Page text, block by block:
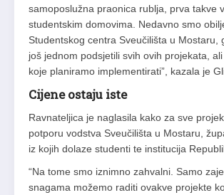
samoposlužna praonica rublja, prva takve
studentskim domovima. Nedavno smo
Studentskog centra Sveučilišta u Mostaru,
još jednom podsjetili svih ovih projekata,
koje planiramo implementirati”, kazala je
Cijene ostaju iste
Ravnateljica je naglasila kako za sve
potporu vodstva Sveučilišta u Mostaru,
iz kojih dolaze studenti te institucija
“Na tome smo iznimno zahvalni. Samo
snagama možemo raditi ovakve projekte